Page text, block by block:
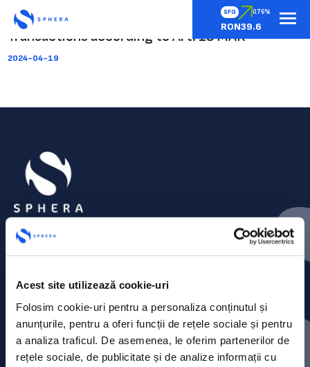
Acest site utilizează cookie-uri
Folosim cookie-uri pentru a personaliza conținutul și
anunțurile, pentru a oferi funcții de rețele sociale și pentru
a analiza traficul. De asemenea, le oferim partenerilor de
rețele sociale, de publicitate și de analize informații cu
SFG 0.76%
RON39.6
Transactions according to Art. 19 MAR
2024-04-19
Press releases
Privacy Policy